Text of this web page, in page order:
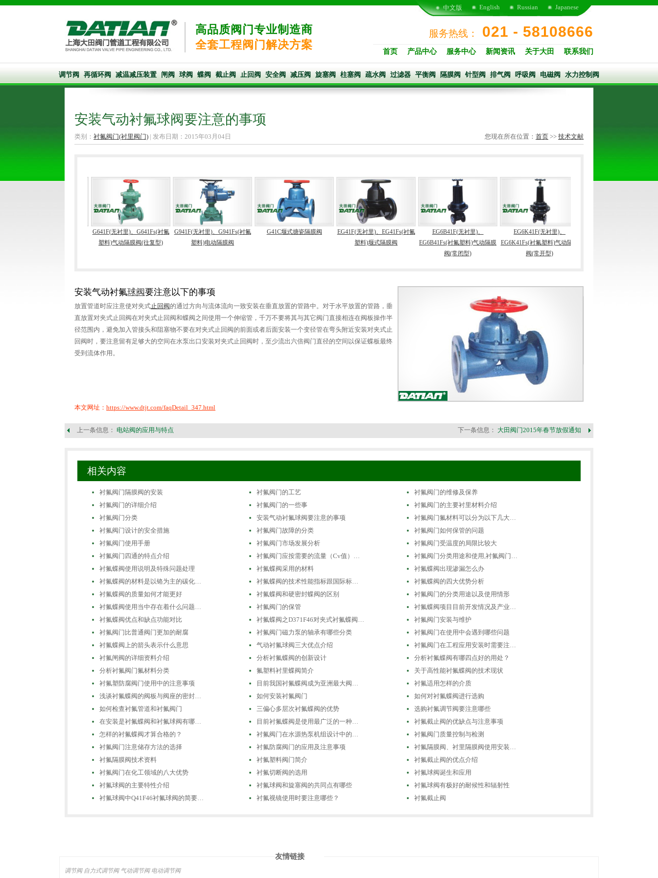
高品质阀门专业制造商
全套工程阀门解决方案
Japanese
Russian
English
中文版
服务热线： 021 - 58108666
首页 产品中心 服务中心 新闻资讯 关于大田 联系我们
调节阀 再循环阀 减温减压装置 闸阀 球阀 蝶阀 截止阀 止回阀 安全阀 减压阀 旋塞阀 柱塞阀 疏水阀 过滤器 平衡阀 隔膜阀 针型阀 排气阀 呼吸阀 电磁阀 水力控制阀
安装气动衬氟球阀要注意的事项
类别： 衬氟阀门(衬里阀门) | 发布日期：2015年03月04日 您现在所在位置： 首页 >> 技术文献
G641F(无衬里)、G641Fs(衬氟
塑料)气动隔膜阀(往复型)
G941F(无衬里)、G941Fs(衬氟
塑料)电动隔膜阀
G41C堰式搪瓷隔膜阀
EG41F(无衬里)、EG41Fs(衬氟
塑料)堰式隔膜阀
EG6B41F(无衬里)、
EG6B41Fs(衬氟塑料)气动隔膜
阀(常闭型)
EG6K41F(无衬里)、
EG6K41Fs(衬氟塑料)气动隔膜
阀(常开型)
安装气动衬氟球阀要注意以下的事项
放置管道时应注意使对夹式止回阀的通过方向与流体流向一致安装在垂直放置的管路中。对于水平放置的管路，垂
直放置对夹式止回阀在对夹式止回阀和蝶阀之间使用一个伸缩管，千万不要将其与其它阀门直接相连在阀板操作半
径范围内，避免加入管接头和阻塞物不要在对夹式止回阀的前面或者后面安装一个变径管在弯头附近安装对夹式止
回阀时，要注意留有足够大的空间在水泵出口安装对夹式止回阀时，至少流出六倍阀门直径的空间以保证蝶板最终
受到流体作用。
本文网址： https://www.dtjt.com/faqDetail_347.html
上一条信息： 电站阀的应用与特点 下一条信息： 大田阀门2015年春节放假通知
相关内容
衬氟阀门隔膜阀的安装 衬氟阀门的工艺
衬氟阀门的维修及保养
衬氟阀门的详细介绍
衬氟阀门的一些事
衬氟阀门的主要衬里材料介绍
衬氟阀门分类
安装气动衬氟球阀要注意的事项
衬氟阀门氟材料可以分为以下几大…
衬氟阀门设计的安全措施
衬氟阀门故障的分类
衬氟阀门如何保管的问题
衬氟阀门使用手册
衬氟阀门市场发展分析
衬氟阀门受温度的局限比较大
衬氟阀门四通的特点介绍
衬氟阀门应按需要的流量（Cv值）…
衬氟阀门分类用途和使用,衬氟阀门…
衬氟蝶阀使用说明及特殊问题处理
衬氟蝶阀采用的材料
衬氟蝶阀出现渗漏怎么办
衬氟蝶阀的材料是以铬为主的碳化…
衬氟蝶阀的技术性能指标跟国际标…
衬氟蝶阀的四大优势分析
衬氟蝶阀的质量如何才能更好
衬氟蝶阀和硬密封蝶阀的区别
衬氟阀门的分类用途以及使用情形
衬氟蝶阀使用当中存在着什么问题…
衬氟阀门的保管
衬氟蝶阀项目目前开发情况及产业…
衬氟蝶阀优点和缺点功能对比
衬氟蝶阀之D371F46对夹式衬氟蝶阀…
衬氟阀门安装与维护
衬氟阀门比普通阀门更加的耐腐
衬氟阀门磁力泵的轴承有哪些分类
衬氟阀门在使用中会遇到哪些问题
衬氟蝶阀上的箭头表示什么意思
气动衬氟球阀三大优点介绍
衬氟阀门在工程应用安装时需要注…
衬氟闸阀的详细资料介绍
分析衬氟蝶阀的创新设计
分析衬氟蝶阀有哪四点好的用处？
分析衬氟阀门氟材料分类
氟塑料衬里蝶阀简介
关于高性能衬氟蝶阀的技术现状
衬氟塑防腐阀门使用中的注意事项
目前我国衬氟蝶阀成为亚洲最大阀…
衬氟适用怎样的介质
浅谈衬氟蝶阀的阀板与阀座的密封…
如何安装衬氟阀门
如何对衬氟蝶阀进行选购
如何检查衬氟管道和衬氟阀门
三偏心多层次衬氟蝶阀的优势
选购衬氟调节阀要注意哪些
在安装是衬氟蝶阀和衬氟球阀有哪…
目前衬氟蝶阀是使用最广泛的一种…
衬氟截止阀的优缺点与注意事项
怎样的衬氟蝶阀才算合格的？
衬氟阀门在水源热泵机组设计中的…
衬氟阀门质量控制与检测
衬氟阀门注意储存方法的选择
衬氟防腐阀门的应用及注意事项
衬氟隔膜阀、衬里隔膜阀使用安装…
衬氟隔膜阀技术资料
衬氟塑料阀门简介
衬氟截止阀的优点介绍
衬氟阀门在化工领域的八大优势
衬氟切断阀的选用
衬氟球阀诞生和应用
衬氟球阀的主要特性介绍
衬氟球阀和旋塞阀的共同点有哪些
衬氟球阀有极好的耐候性和辐射性
衬氟球阀中Q41F46衬氟球阀的简要…
衬氟视镜使用时要注意哪些？ 衬氟截止阀
友情链接
调节阀 自力式调节阀 气动调节阀 电动调节阀